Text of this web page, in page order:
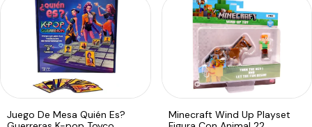
Juego De Mesa Quién Es?
Minecraft Wind Up Playset